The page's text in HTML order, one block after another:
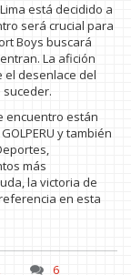
está decidido a
será crucial para
Boys buscará
La afición
el desenlace del
encuentro están
y también
más
la victoria de
en esta
6